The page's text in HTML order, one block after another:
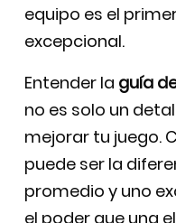
equipo es el
excepcional.
Entender la guía
no es solo un
mejorar tu juego.
puede ser la
promedio y uno
el poder que una